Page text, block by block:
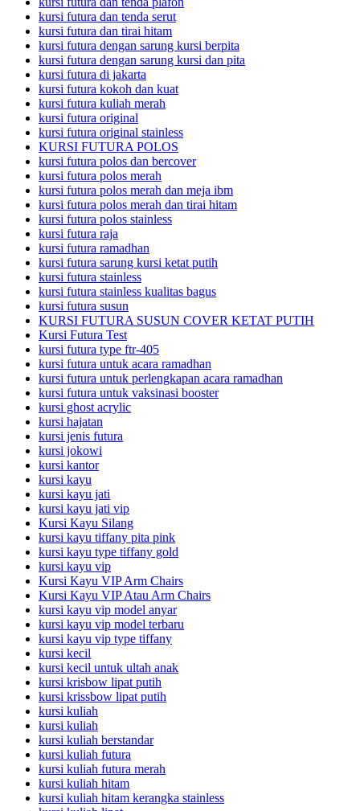
kursi futura dan tenda serut
kursi futura dan tirai hitam
kursi futura dengan sarung kursi berpita
kursi futura dengan sarung kursi dan pita
kursi futura di jakarta
kursi futura kokoh dan kuat
kursi futura kuliah merah
kursi futura original
kursi futura original stainless
KURSI FUTURA POLOS
kursi futura polos dan bercover
kursi futura polos merah
kursi futura polos merah dan meja ibm
kursi futura polos merah dan tirai hitam
kursi futura polos stainless
kursi futura raja
kursi futura ramadhan
kursi futura sarung kursi ketat putih
kursi futura stainless
kursi futura stainless kualitas bagus
kursi futura susun
KURSI FUTURA SUSUN COVER KETAT PUTIH
Kursi Futura Test
kursi futura type ftr-405
kursi futura untuk acara ramadhan
kursi futura untuk perlengkapan acara ramadhan
kursi futura untuk vaksinasi booster
kursi ghost acrylic
kursi hajatan
kursi jenis futura
kursi jokowi
kursi kantor
kursi kayu
kursi kayu jati
kursi kayu jati vip
Kursi Kayu Silang
kursi kayu tiffany pita pink
kursi kayu type tiffany gold
kursi kayu vip
Kursi Kayu VIP Arm Chairs
Kursi Kayu VIP Atau Arm Chairs
kursi kayu vip model anyar
kursi kayu vip model terbaru
kursi kayu vip type tiffany
kursi kecil
kursi kecil untuk ultah anak
kursi krisbow lipat putih
kursi krissbow lipat putih
kursi kuliah
kursi kuliah
kursi kuliah berstandar
kursi kuliah futura
kursi kuliah futura merah
kursi kuliah hitam
kursi kuliah hitam kerangka stainless